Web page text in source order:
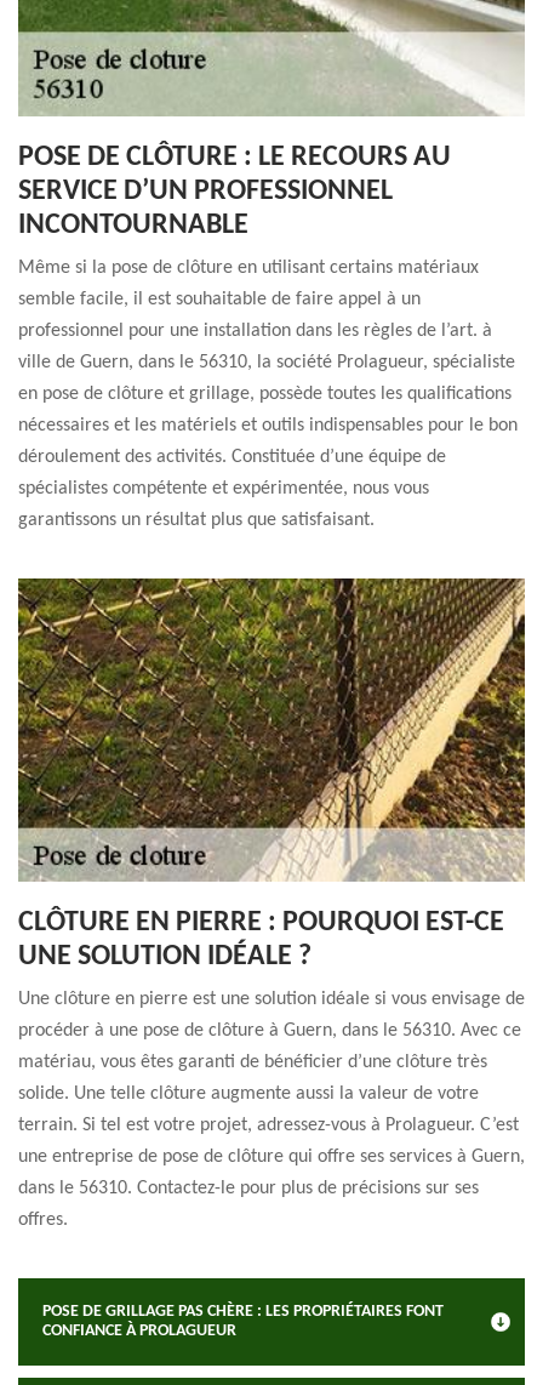
POSE DE CLÔTURE : LE RECOURS AU
SERVICE D’UN PROFESSIONNEL
INCONTOURNABLE
Même si la pose de clôture en utilisant certains matériaux
semble facile, il est souhaitable de faire appel à un
professionnel pour une installation dans les règles de l’art. à
ville de Guern, dans le 56310, la société Prolagueur, spécialiste
en pose de clôture et grillage, possède toutes les qualifications
nécessaires et les matériels et outils indispensables pour le bon
déroulement des activités. Constituée d’une équipe de
spécialistes compétente et expérimentée, nous vous
garantissons un résultat plus que satisfaisant.
CLÔTURE EN PIERRE : POURQUOI EST-CE
UNE SOLUTION IDÉALE ?
Une clôture en pierre est une solution idéale si vous envisage de
procéder à une pose de clôture à Guern, dans le 56310. Avec ce
matériau, vous êtes garanti de bénéficier d’une clôture très
solide. Une telle clôture augmente aussi la valeur de votre
terrain. Si tel est votre projet, adressez-vous à Prolagueur. C’est
une entreprise de pose de clôture qui offre ses services à Guern,
dans le 56310. Contactez-le pour plus de précisions sur ses
offres.
POSE DE GRILLAGE PAS CHÈRE : LES PROPRIÉTAIRES FONT
CONFIANCE À PROLAGUEUR